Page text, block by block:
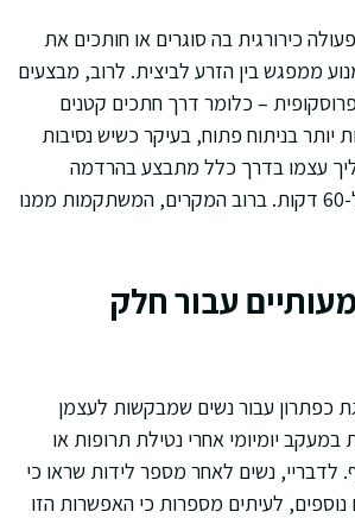
כירורגית בה סוגרים או חותכים את
ממפגש בין הזרע לביצית. לרוב, מבצעים
– כלומר דרך חתכים קטנים
יותר בניתוח פתוח, בעיקר כשיש נסיבות
עצמו בדרך כלל מתבצע בהרדמה
כללית ואורך בין 30 ל-60 דקות. ברוב המקרים, המשתקמות ממנו
עבור חלק
כפתרון עבור נשים שמבקשות לעצמן
יומיומי אחרי נטילת תרופות או
לדבריי, נשים לאחר מספר לידות שראו כי
נוספים, לעיתים מספרות כי האפשרות הזו